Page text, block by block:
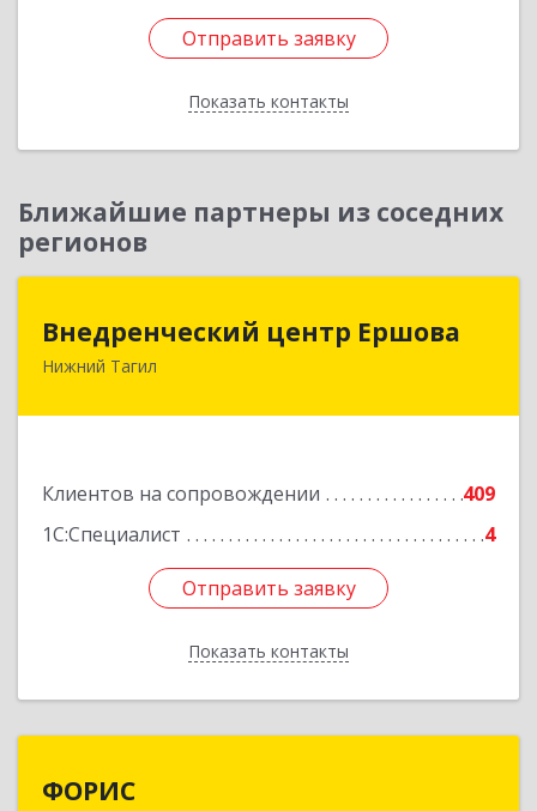
Отправить заявку
Показать контакты
Отправить заявку
Назад
Ближайшие партнеры из соседних
регионов
Внедренческий центр Ершова
Нижний Тагил
Клиентов на сопровождении
409
1С:Специалист
4
Отправить заявку
Показать контакты
Внедренческий центр Ершова
622030, Свердловская обл, Нижний Тагил г,
Отправить заявку
Назад
ФОРИС